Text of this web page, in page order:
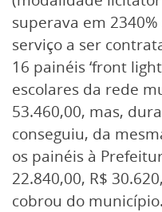
superava em
serviço a ser
16 painéis ‘front
escolares da rede
53.460,00, mas,
conseguiu, da
os painéis à
22.840,00, R$
cobrou do município.